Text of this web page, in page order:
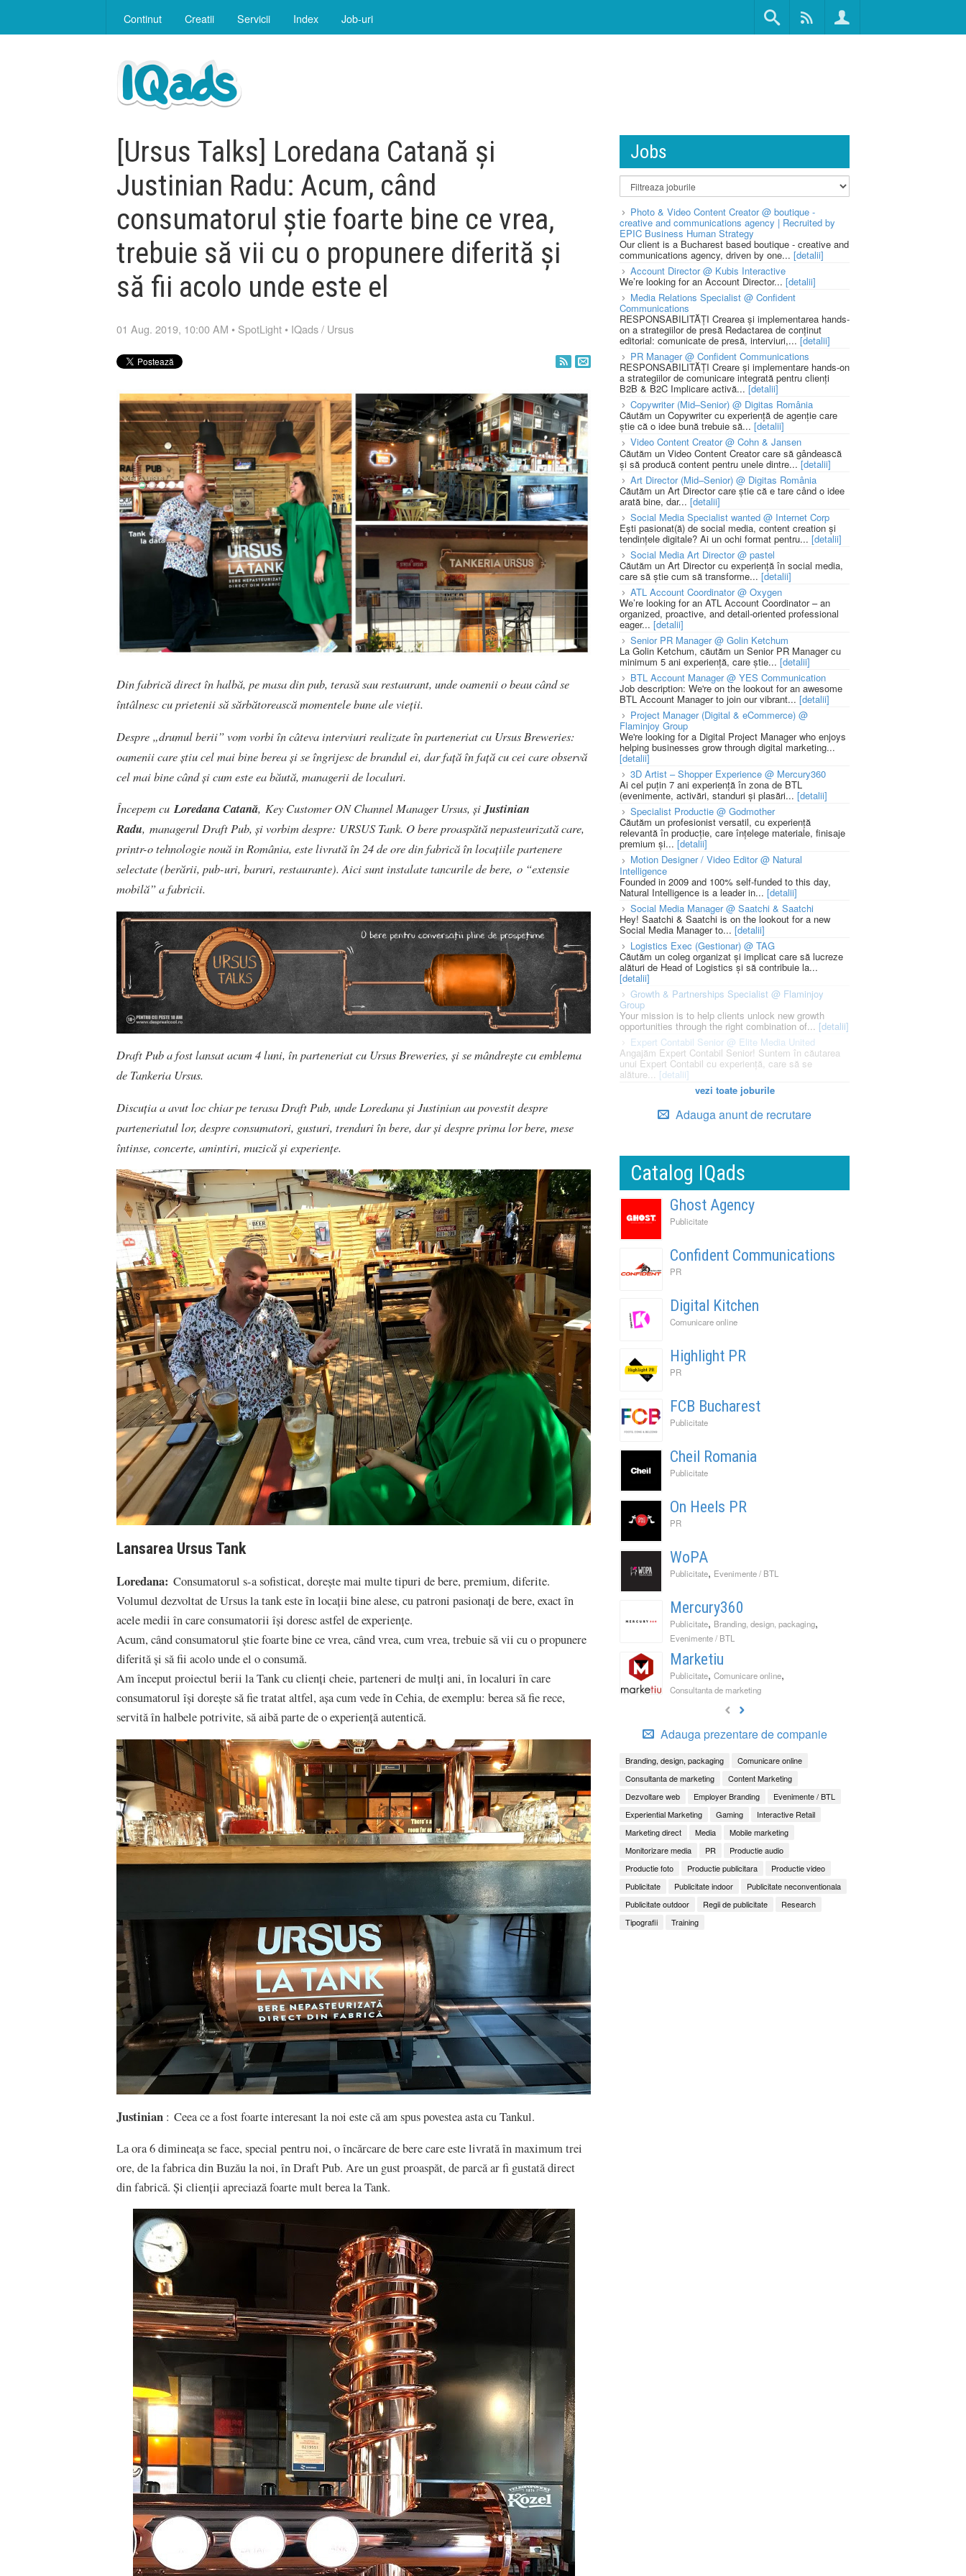
Continut Creatii Servicii Index Job-uri
[Ursus Talks] Loredana Catană și
Justinian Radu: Acum, când
consumatorul știe foarte bine ce vrea,
trebuie să vii cu o propunere diferită și
să fii acolo unde este el
01 Aug. 2019, 10:00 AM • SpotLight • IQads/ Ursus
Din fabrică direct în halbă, pe masa din pub, terasă sau restaurant, unde oamenii o beau când se
întâlnesc cu prietenii să sărbătorească momentele bune ale vieții.
Despre „drumul berii” vom vorbi în câteva interviuri realizate în parteneriat cu Ursus Breweries:
oamenii care știu cel mai bine berea și se îngrijesc de brandul ei, dar față în față cu cei care observă
cel mai bine când și cum este ea băută, managerii de localuri.
Începem cu Loredana Catană, Key Customer ON Channel Manager Ursus, șiJustinian
Radu, managerul Draft Pub, și vorbim despre: URSUS Tank. O bere proaspătă nepasteurizată care,
printr-o tehnologie nouă in România, este livrată în 24 de ore din fabrică în locațiile partenere
selectate (berării, pub-uri, baruri, restaurante). Aici sunt instalate tancurile de bere, o “extensie
mobilă” a fabricii.
Draft Pub a fost lansat acum 4 luni, în parteneriat cu Ursus Breweries, și se mândrește cu emblema
de Tankeria Ursus.
Discuția a avut loc chiar pe terasa Draft Pub, unde Loredana și Justinian au povestit despre
parteneriatul lor, despre consumatori, gusturi, trenduri în bere, dar și despre prima lor bere, mese
întinse, concerte, amintiri, muzică și experiențe.
Lansarea Ursus Tank
Loredana: Consumatorul s-a sofisticat, dorește mai multe tipuri de bere, premium, diferite.
Volumul dezvoltat de Ursus la tank este în locații bine alese, cu patroni pasionați de bere, exact în
acele medii în care consumatorii își doresc astfel de experiențe.
Acum, când consumatorul știe foarte bine ce vrea, când vrea, cum vrea, trebuie să vii cu o propunere
diferită și să fii acolo unde el o consumă.
Am început proiectul berii la Tank cu clienți cheie, parteneri de mulți ani, în localuri în care
consumatorul își dorește să fie tratat altfel, așa cum vede în Cehia, de exemplu: berea să fie rece,
servită în halbele potrivite, să aibă parte de o experiență autentică.
Justinian : Ceea ce a fost foarte interesant la noi este că am spus povestea asta cu Tankul.
La ora 6 dimineața se face, special pentru noi, o încărcare de bere care este livrată în maximum trei
ore, de la fabrica din Buzău la noi, în Draft Pub. Are un gust proaspăt, de parcă ar fi gustată direct
din fabrică. Și clienții apreciază foarte mult berea la Tank.
Jobs
Photo & Video Content Creator @ boutique -
creative and communications agency | Recruited by
EPIC Business Human Strategy
Our client is a Bucharest based boutique - creative and
communications agency, driven by one... [detalii]
Account Director @ Kubis Interactive
We’re looking for an Account Director... [detalii]
Media Relations Specialist @ Confident
Communications
RESPONSABILITĂȚI Crearea și implementarea hands-
on a strategiilor de presă Redactarea de conținut
editorial: comunicate de presă, interviuri,... [detalii]
PR Manager @ Confident Communications
RESPONSABILITĂȚI Creare și implementare hands-on
a strategiilor de comunicare integrată pentru clienți
B2B & B2C Implicare activă... [detalii]
Copywriter (Mid–Senior) @ Digitas România
Căutăm un Copywriter cu experiență de agenție care
știe că o idee bună trebuie să... [detalii]
Video Content Creator @ Cohn & Jansen
Căutăm un Video Content Creator care să gândească
și să producă content pentru unele dintre...[detalii]
Art Director (Mid–Senior) @ Digitas România
Căutăm un Art Director care știe că e tare când o idee
arată bine, dar... [detalii]
Social Media Specialist wanted @ Internet Corp
Ești pasionat(ă) de social media, content creation și
tendințele digitale? Ai un ochi format pentru... [detalii]
Social Media Art Director @ pastel
Căutăm un Art Director cu experiență în social media,
care să știe cum să transforme... [detalii]
ATL Account Coordinator @ Oxygen
We’re looking for an ATL Account Coordinator – an
organized, proactive, and detail-oriented professional
eager... [detalii]
Senior PR Manager @ Golin Ketchum
La Golin Ketchum, căutăm un Senior PR Manager cu
minimum 5 ani experiență, care știe... [detalii]
BTL Account Manager @ YES Communication
Job description: We're on the lookout for an awesome
BTL Account Manager to join our vibrant... [detalii]
Project Manager (Digital & eCommerce) @
Flaminjoy Group
We're looking for a Digital Project Manager who enjoys
helping businesses grow through digital marketing...
[detalii]
3D Artist – Shopper Experience @ Mercury360
Ai cel puțin 7 ani experiență în zona de BTL
(evenimente, activări, standuri și plasări... [detalii]
Specialist Productie @ Godmother
Căutăm un profesionist versatil, cu experiență
relevantă în producție, care înțelege materiale, finisaje
premium și... [detalii]
Motion Designer / Video Editor @ Natural
Intelligence
Founded in 2009 and 100% self-funded to this day,
Natural Intelligence is a leader in... [detalii]
Social Media Manager @ Saatchi & Saatchi
Hey! Saatchi & Saatchi is on the lookout for a new
Social Media Manager to... [detalii]
Logistics Exec (Gestionar) @ TAG
Căutăm un coleg organizat și implicat care să lucreze
alături de Head of Logistics și să contribuie la...
[detalii]
Growth & Partnerships Specialist @ Flaminjoy
Group
Your mission is to help clients unlock new growth
opportunities through the right combination of... [detalii]
Expert Contabil Senior @ Elite Media United
Angajăm Expert Contabil Senior! Suntem în căutarea
unui Expert Contabil cu experiență, care să se
alăture... [detalii]
vezi toate joburile
Adauga anunt de recrutare
Catalog IQads
Ghost Agency
Publicitate
Confident Communications
PR
Digital Kitchen
Comunicare online
Highlight PR
PR
FCB Bucharest
Publicitate
Cheil Romania
Publicitate
On Heels PR
PR
WoPA
Publicitate, Evenimente / BTL
Mercury360
Publicitate, Branding, design, packaging,
Evenimente / BTL
Marketiu
Publicitate, Comunicare online,
Consultanta de marketing
Adauga prezentare de companie
Branding, design, packaging
Comunicare online
Consultanta de marketing
Content Marketing
Dezvoltare web
Employer Branding
Evenimente / BTL
Experiential Marketing
Gaming
Interactive Retail
Marketing direct
Media
Mobile marketing
Monitorizare media
PR
Productie audio
Productie foto
Productie publicitara
Productie video
Publicitate
Publicitate indoor
Publicitate neconventionala
Publicitate outdoor
Regii de publicitate
Research
Tipografii
Training